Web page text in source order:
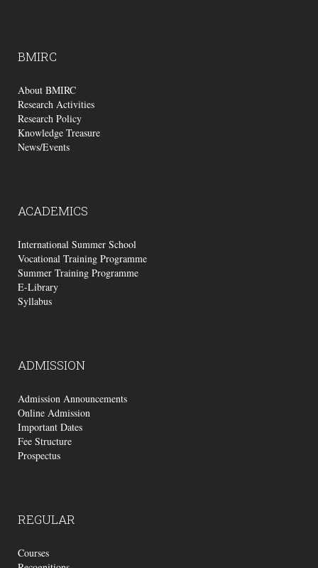
BMIRC
About BMIRC
Research Activities
Research Policy
Knowledge Treasure
News/Events
ACADEMICS
International Summer School
Vocational Training Programme
Summer Training Programme
E-Library
Syllabus
ADMISSION
Admission Announcements
Online Admission
Important Dates
Fee Structure
Prospectus
REGULAR
Courses